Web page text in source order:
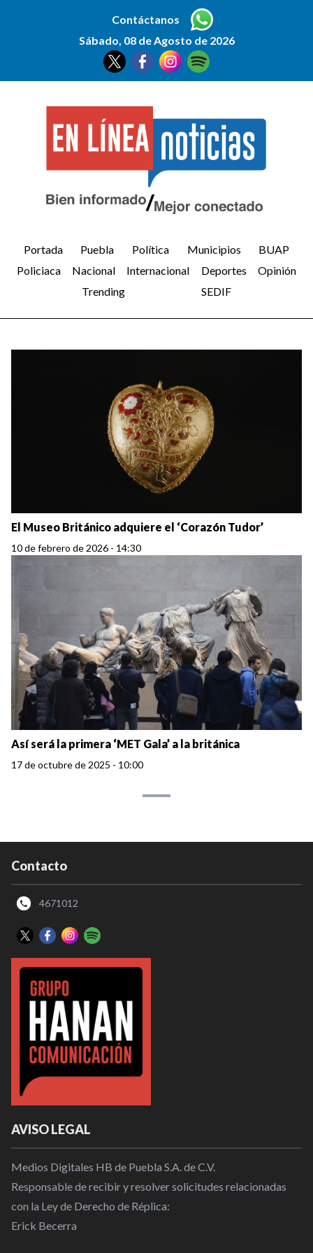
Contáctanos
Sábado, 08 de Agosto de 2026
Portada Puebla Política Municipios
BUAP
Policiaca
Nacional Internacional Deportes
Opinión
Trending
SEDIF
El Museo Británico adquiere el ‘Corazón Tudor’
10 de febrero de 2026 - 14:30
Así será la primera ‘MET Gala’ a la británica
17 de octubre de 2025 - 10:00
Contacto
4671012
AVISO LEGAL
Medios Digitales HB de Puebla S.A. de C.V.
Responsable de recibir y resolver solicitudes relacionadas
con la Ley de Derecho de Réplica:
Erick Becerra